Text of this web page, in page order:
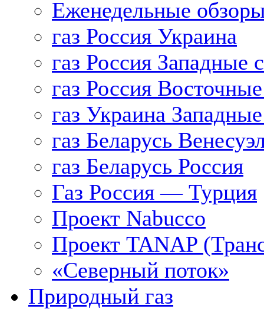
Еженедельные
газ Россия Украина
газ Россия Западные
газ Россия
газ Украина
газ Беларусь
газ Беларусь Россия
Газ Россия — Турция
Проект Nabucco
Проект TANAP
«Северный поток»
Природный газ